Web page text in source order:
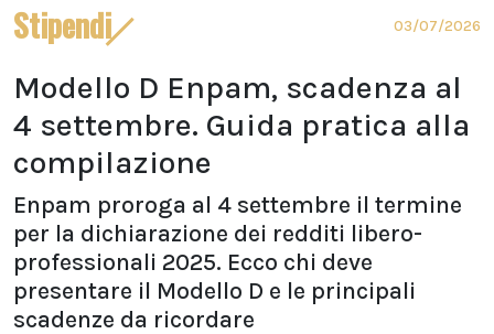
Stipendi 03/07/2026
Modello D Enpam, scadenza al
4 settembre. Guida pratica alla
compilazione
Enpam proroga al 4 settembre il termine
per la dichiarazione dei redditi libero-
professionali 2025. Ecco chi deve
presentare il Modello D e le principali
scadenze da ricordare